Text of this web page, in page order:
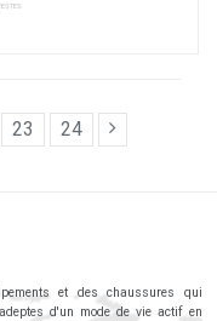
23 24
et des chaussures qui
d'un mode de vie actif en